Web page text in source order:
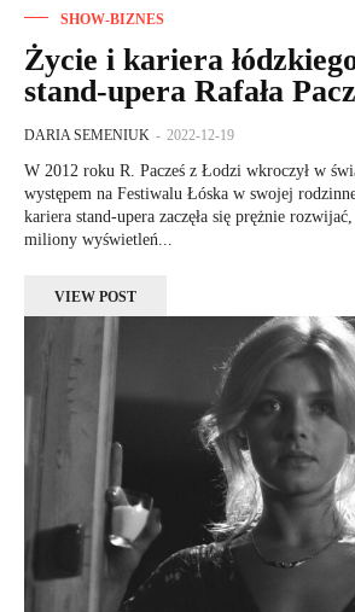
SHOW-BIZNES
Życie i kariera
stand-upera Rafała
DARIA SEMENIUK - 2022-12-19
W 2012 roku R. Pacześ z Łodzi wkroczył w
występem na Festiwalu Łóska w swojej
kariera stand-upera zaczęła się prężnie
miliony wyświetleń...
VIEW POST